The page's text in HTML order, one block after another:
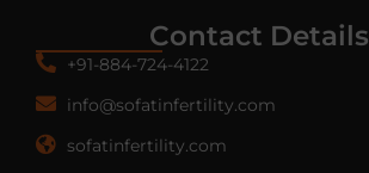
Contact Details
+91-884-724-4122
info@sofatinfertility.com
sofatinfertility.com